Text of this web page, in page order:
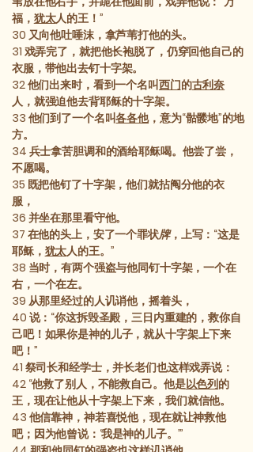
福， 犹太人的王！”
30 又向他吐唾沫，拿芦苇打他的头。
31 戏弄完了，就把他长袍脱了，仍穿回他自己的
衣服，带他出去钉十字架。
32他们出来时，看到一个名叫西门的古利奈
人，就强迫他去背耶稣的十字架。
33 他们到了一个名叫各各他，意为“骷髅地”的地
方。
34 兵士拿苦胆调和的酒给耶稣喝。他尝了尝，
不愿喝。
35 既把他钉了十字架，他们就拈阄分他的衣
服，
36 并坐在那里看守他。
37 在他的头上，安了一个罪状牌，上写：“这是
耶稣， 犹太人的王。”
38 当时，有两个强盗与他同钉十字架，一个在
右，一个在左。
39 从那里经过的人讥诮他，摇着头，
40 说：“你这拆毁圣殿，三日内重建的，救你自
己吧！如果你是神的儿子，就从十字架上下来
吧！”
41 祭司长和经学士，并长老们也这样戏弄说：
42 “他救了别人，不能救自己。他是以色列的
王，现在让他从十字架上下来，我们就信他。
43 他信靠神，神若喜悦他，现在就让神救他
吧；因为他曾说：‘我是神的儿子。’”